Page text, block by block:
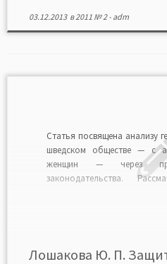
03.12.2013в2011 № 2- adm
Статья посвящена анализу
шведском обществе — с
женщин — через
законодательства.
Лошакова Ю. П.